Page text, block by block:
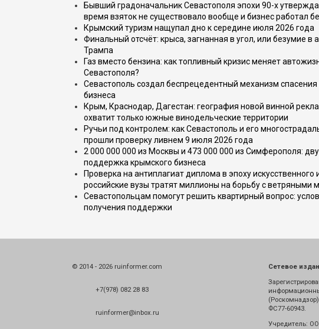
Бывший градоначальник Севастополя эпохи 90-х
время взяток не существовало вообще и бизнес работал
Крымский туризм нащупал дно к середине июля 2026 года
Финальный отсчёт: крыса, загнанная в угол, или безумие в
Трампа
Газ вместо бензина: как топливный кризис меняет
Севастополя?
Севастополь создал беспрецедентный механизм спасения
бизнеса
Крым, Краснодар, Дагестан: география новой винной
охватит только южные винодельческие территории
Ручьи под контролем: как Севастополь и его
прошли проверку ливнем 9 июля 2026 года
2 000 000 000 из Москвы и 473 000 000 из Симферополя:
поддержка крымского бизнеса
Проверка на антиплагиат диплома в эпоху искусственного
российские вузы тратят миллионы на борьбу с ветряными
Севастопольцам помогут решить квартирный вопрос:
получения поддержки
© 2014 - 2026 ruinformer.com
+7(978) 082 28 83
ruinformer@inbox.ru
Сетевое
ФС77-60943.
Учредитель: